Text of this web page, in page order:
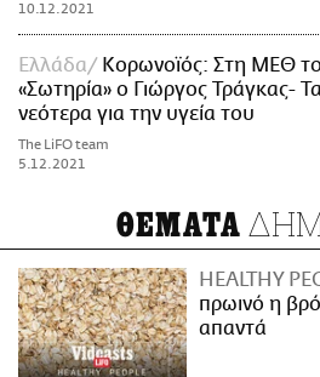
10.12.2021
Ελλάδα
Κορωνοϊός: Στη ΜΕΘ
«Σωτηρία» ο Γιώργος Τράγκας-
νεότερα για την υγεία του
The LiFO team
5.12.2021
ΘΕΜΑΤΑ
HEALTHY
πρωινό η
απαντά